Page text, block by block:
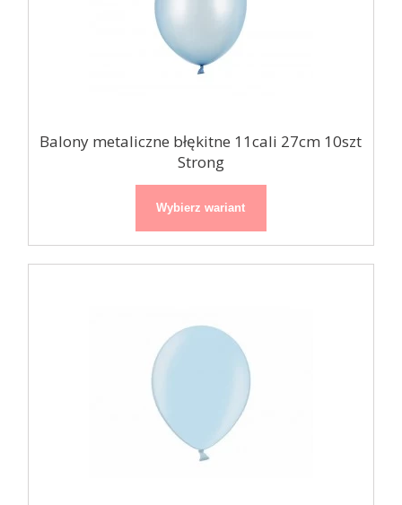
Balony metaliczne błękitne 11cali 27cm 10szt
Strong
Wybierz wariant